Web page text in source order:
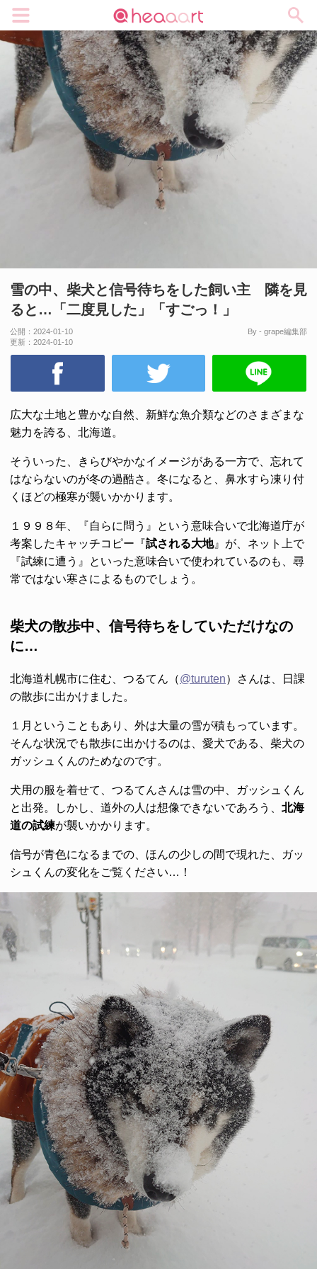
雪の中、柴犬と信号待ちをした飼い主 隣を見
ると…「二度見した」「すごっ！」
公開： 2024-01-10
更新： 2024-01-10
By - grape編集部
広大な土地と豊かな自然、新鮮な魚介類などのさまざまな
魅力を誇る、北海道。
そういった、きらびやかなイメージがある一方で、忘れて
はならないのが冬の過酷さ。冬になると、鼻水すら凍り付
くほどの極寒が襲いかかります。
１９９８年、『自らに問う』という意味合いで北海道庁が
考案したキャッチコピー『試される大地』が、ネット上で
『試練に遭う』といった意味合いで使われているのも、尋
常ではない寒さによるものでしょう。
柴犬の散歩中、信号待ちをしていただけなの
に…
北海道札幌市に住む、つるてん（@turuten）さんは、日課
の散歩に出かけました。
１月ということもあり、外は大量の雪が積もっています。
そんな状況でも散歩に出かけるのは、愛犬である、柴犬の
ガッシュくんのためなのです。
犬用の服を着せて、つるてんさんは雪の中、ガッシュくん
と出発。しかし、道外の人は想像できないであろう、 北海
道の試練が襲いかかります。
信号が青色になるまでの、ほんの少しの間で現れた、ガッ
シュくんの変化をご覧ください…！